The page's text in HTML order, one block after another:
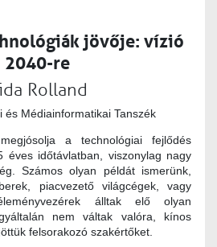
jövője: vízió
2040-re
Rolland
és Médiainformatikai Tanszék
a technológiai fejlődés
éves időtávlatban, viszonylag nagy
Számos olyan példát ismerünk,
piacvezető világcégek, vagy
álltak elő olyan
nem váltak valóra, kínos
felsorakozó szakértőket.